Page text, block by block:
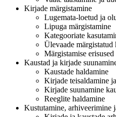
Kirjade märgistamine
Lugemata-loetud ja
Lipuga märgistamine
Kategooriate
Ülevaade märgistatud
Märgistamise
Kaustad ja kirjade
Kaustade haldamine
Kirjade teisaldamine
Kirjade suunamine
Reeglite haldamine
Kustutamine, arhiveerimine